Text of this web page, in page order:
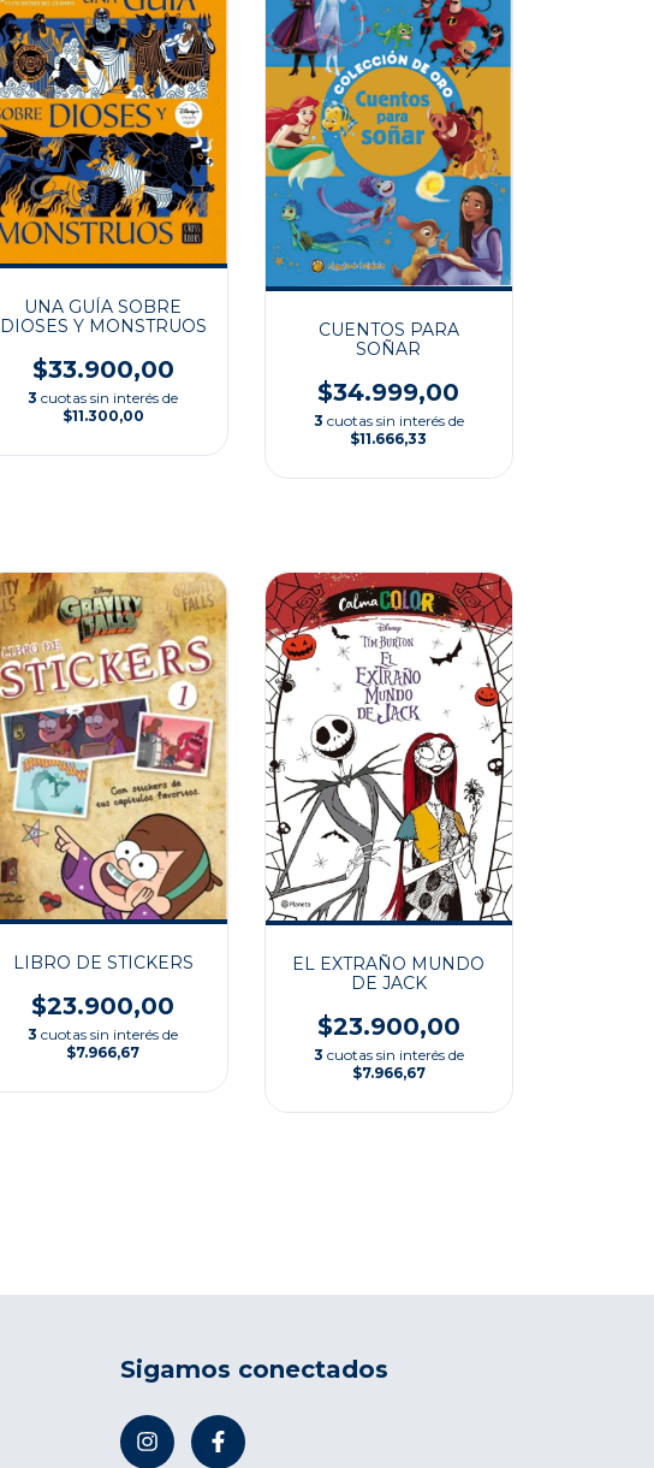
UNA GUÍA SOBRE
DIOSES Y MONSTRUOS
$33.900,00
3 cuotas sin interés de
$11.300,00
CUENTOS PARA
SOÑAR
$34.999,00
3 cuotas sin interés de
$11.666,33
LIBRO DE STICKERS
$23.900,00
3 cuotas sin interés de
$7.966,67
EL EXTRAÑO MUNDO
DE JACK
$23.900,00
3 cuotas sin interés de
$7.966,67
Sigamos conectados